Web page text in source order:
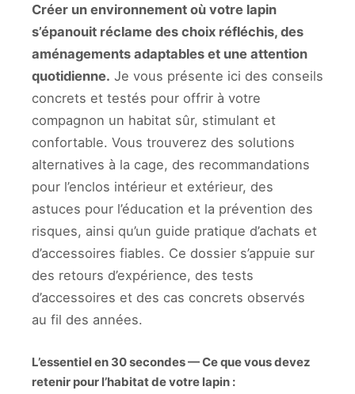
Créer un environnement où votre lapin
s’épanouit réclame des choix réfléchis, des
aménagements adaptables et une attention
quotidienne. Je vous présente ici des conseils
concrets et testés pour offrir à votre
compagnon un habitat sûr, stimulant et
confortable. Vous trouverez des solutions
alternatives à la cage, des recommandations
pour l’enclos intérieur et extérieur, des
astuces pour l’éducation et la prévention des
risques, ainsi qu’un guide pratique d’achats et
d’accessoires fiables. Ce dossier s’appuie sur
des retours d’expérience, des tests
d’accessoires et des cas concrets observés
au fil des années.
L’essentiel en 30 secondes — Ce que vous devez
retenir pour l’habitat de votre lapin :